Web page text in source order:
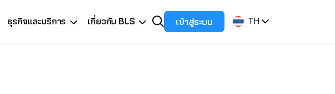
ธุรกิจและบริการ เกี่ยวกับ BLS เข้าสู่ระบบ TH